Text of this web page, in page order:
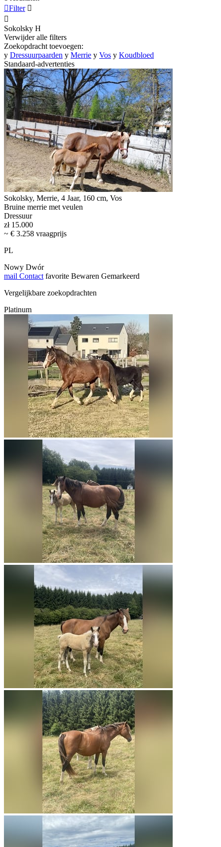
Filter 

Sokolsky H
Verwijder alle filters
Zoekopdracht toevoegen:
y Dressuurpaarden y Merrie y Vos y Koudbloed
Standaard-advertenties
Sokolsky, Merrie, 4 Jaar, 160 cm, Vos
Bruine merrie met veulen
Dressuur
zł 15.000
~ € 3.258 vraagprijs
PL
Nowy Dwór
mail Contact favorite Bewaren Gemarkeerd
Vergelijkbare zoekopdrachten
Platinum